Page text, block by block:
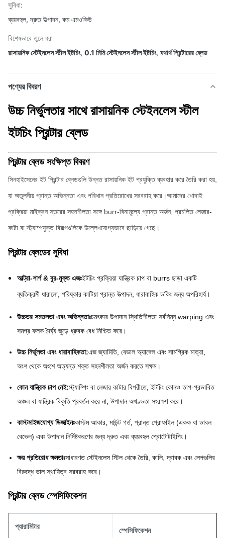
সুবিধা:
ব্যয়বহুল, দ্রুত উত্পাদন, কম এমওকিউ
বিশেষভাবে তুলে ধরা
রাসায়নিক স্টেইনলেস স্টীল ইটচিং, 0.1 মিমি স্টেইনলেস স্টীল ইটচিং, যথার্থ প্রিন্টারের ব্লেড
পণ্যের বিবরণ
উচ্চ নির্ভুলতার সাথে রাসায়নিক স্টেইনলেস স্টীল
ইটচিং প্রিন্টার ব্লেড
প্রিন্টার ব্লেড সংক্ষিপ্ত বিবরণ
সিনহাইসেনের ইট প্রিন্টার ব্লেডগুলি উন্নত রাসায়নিক ইট প্রযুক্তি ব্যবহার করে তৈরি করা হয়,
যা অতুলনীয় প্রান্ত অভিন্নতা এবং পরিধান প্রতিরোধের সরবরাহ করে।আমাদের খোদাই
প্রক্রিয়া মাইক্রন স্তরের সহনশীলতা সঙ্গে burr-বিনামূল্যে প্রান্ত অর্জন, প্রচলিত লেজার-
কাটা বা স্ট্যাম্পযুক্ত বিকল্পগুলিকে উল্লেখযোগ্যভাবে ছাড়িয়ে গেছে।
প্রিন্টার ব্লেডের সুবিধা
আল্ট্রা-শার্প & বুর-মুক্ত এজঃইটচিং প্রক্রিয়া যান্ত্রিক চাপ বা burrs ছাড়া একটি
ব্যতিক্রমী ধারালো, পরিষ্কার কাটিয়া প্রান্ত উত্পাদন, ধারাবাহিক ডকিং জন্য অপরিহার্য।
উচ্চতর সমতলতা এবং অভিন্নতাঃচমৎকার উপাদান স্থিতিশীলতা সর্বনিম্ন warping এবং
সমগ্র ফলক দৈর্ঘ্য জুড়ে ধ্রুবক বেধ নিশ্চিত করে।
উচ্চ নির্ভুলতা এবং ধারাবাহিকতা:এজ জ্যামিতি, বেভাল অ্যাঙ্গেল এবং সামগ্রিক মাত্রা,
অংশ থেকে অংশে অত্যন্ত শক্ত সহনশীলতা অর্জন করতে সক্ষম।
কোন যান্ত্রিক চাপ নেই:স্ট্যাম্পিং বা লেজার কাটার বিপরীতে, ইটচিং কোনও তাপ-প্রভাবিত
অঞ্চল বা যান্ত্রিক বিকৃতি প্রবর্তন করে না, উপাদান অখণ্ডতা সংরক্ষণ করে।
কাস্টমাইজযোগ্য ডিজাইনঃকাস্টম আকার, মাউন্ট গর্ত, প্রান্ত প্রোফাইল (একক বা ডাবল
বেভেল) এবং উপাদান নির্দিষ্টকরণের জন্য দ্রুত এবং ব্যয়বহুল প্রোটোটাইপিং।
ক্ষয় প্রতিরোধ ক্ষমতাঃসাধারণত স্টেইনলেস স্টিল থেকে তৈরি, কালি, দ্রাবক এবং লেপগুলির
বিরুদ্ধে ভাল স্থায়িত্ব সরবরাহ করে।
প্রিন্টার ব্লেড স্পেসিফিকেশন
প্যারামিটার স্পেসিফিকেশন